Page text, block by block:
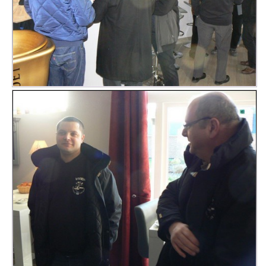
Calendrier
Liens
Météo